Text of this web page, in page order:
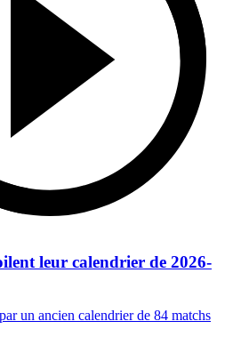
leur calendrier de 2026-
un ancien calendrier de 84 matchs